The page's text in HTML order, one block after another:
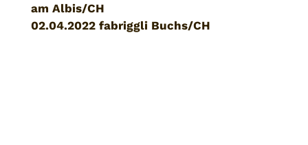
am Albis/CH
02.04.2022 fabriggli Buchs/CH